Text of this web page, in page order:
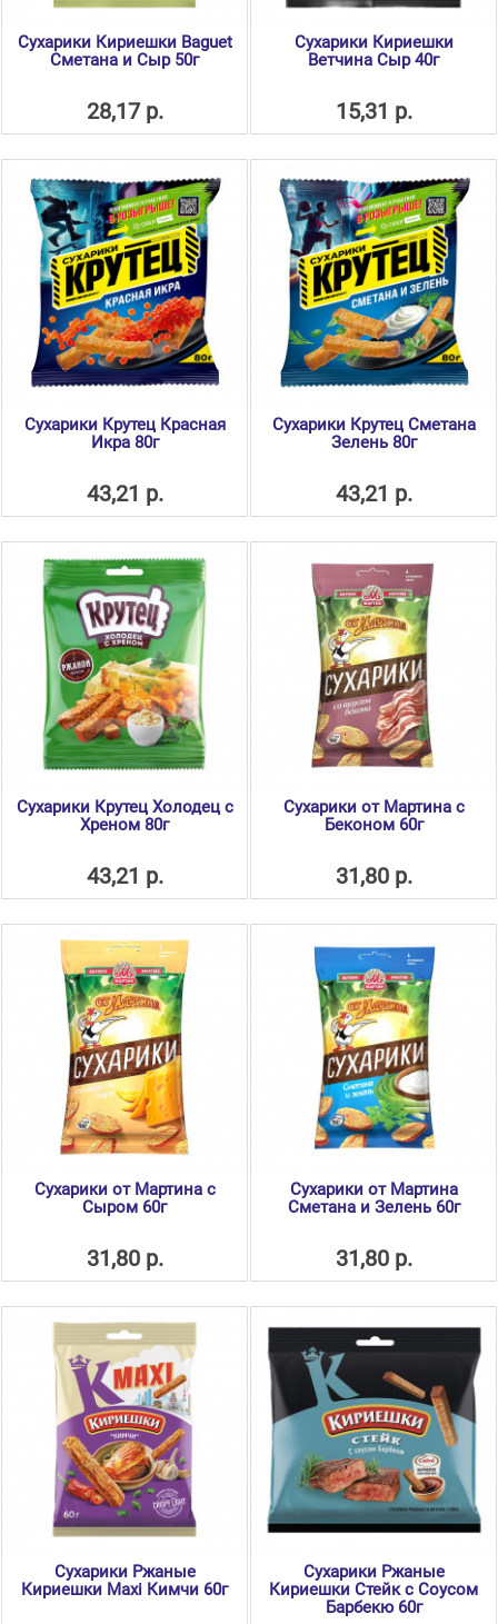
Сухарики Кириешки Baguet
Сметана и Сыр 50г
28,17 р.
Сухарики Кириешки
Ветчина Сыр 40г
15,31 р.
Сухарики Крутец Красная
Икра 80г
43,21 р.
Сухарики Крутец Сметана
Зелень 80г
43,21 р.
Сухарики Крутец Холодец с
Хреном 80г
43,21 р.
Сухарики от Мартина с
Беконом 60г
31,80 р.
Сухарики от Мартина с
Сыром 60г
31,80 р.
Сухарики от Мартина
Сметана и Зелень 60г
31,80 р.
Сухарики Ржаные
Кириешки Maxi Кимчи 60г
Сухарики Ржаные
Кириешки Стейк с Соусом
Барбекю 60г